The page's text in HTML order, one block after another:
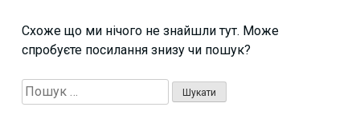
Схоже що ми нічого не знайшли тут. Може
спробуєте посилання знизу чи пошук?
Пошук: